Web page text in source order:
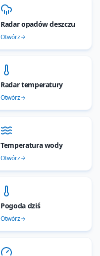
Radar opadów deszczu
Otwórz
Radar temperatury
Otwórz
Temperatura wody
Otwórz
Pogoda dziś
Otwórz